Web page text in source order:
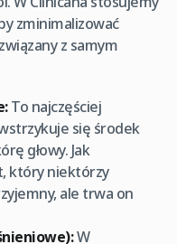
zminimalizować
z samym
To najczęściej
się środek
głowy. Jak
który niektórzy
ale trwa on
W